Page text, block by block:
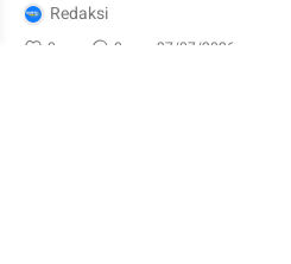
Redaksi
0 0 27/07/2026